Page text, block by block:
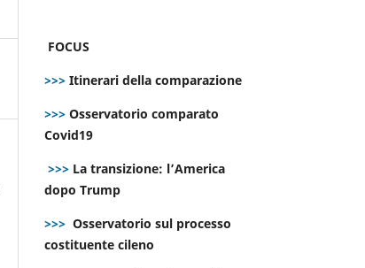
FOCUS
>>> Itinerari della comparazione
>>> Osservatorio comparato
Covid19
>>> La transizione: l’America
dopo Trump
>>> Osservatorio sul processo
costituente cileno